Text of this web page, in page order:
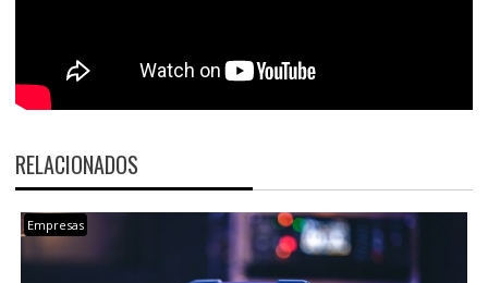
RELACIONADOS
Empresas